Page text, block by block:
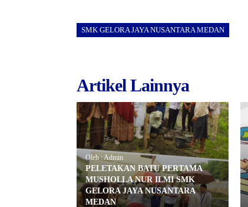
SMK GELORA JAYA NUSANTARA MEDAN
Artikel Lainnya
Oleh : Admin
PELETAKAN BATU PERTAMA
MUSHOLLA NUR ILMI SMK
GELORA JAYA NUSANTARA
MEDAN